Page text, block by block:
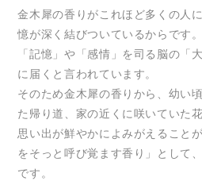
金木犀の香りがこれほど多くの人
憶が深く結びついているからです
「記憶」や「感情」を司る脳の「
に届くと言われています。
そのため金木犀の香りから、幼い
た帰り道、家の近くに咲いていた
思い出が鮮やかによみがえること
をそっと呼び覚ます香り」として
です。